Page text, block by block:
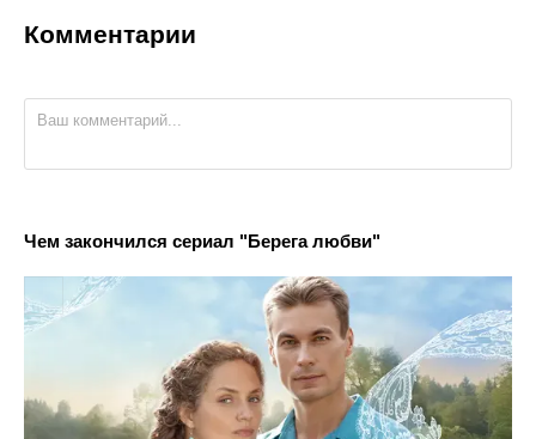
Комментарии
Чем закончился сериал "Берега любви"